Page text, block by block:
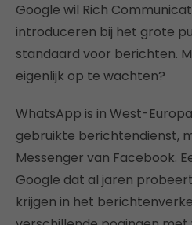
Google wil Rich
introduceren bij het grote
standaard voor berichten.
eigenlijk op te wachten?
WhatsApp is in West-
gebruikte berichtendienst,
Messenger van Facebook.
Google dat al jaren
krijgen in het